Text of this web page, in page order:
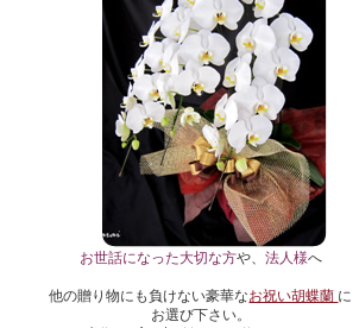
お世話になった大切な方や、 法人様へ
他の贈り物にも負けない豪華なお祝い胡蝶蘭 に
お選び下さい。